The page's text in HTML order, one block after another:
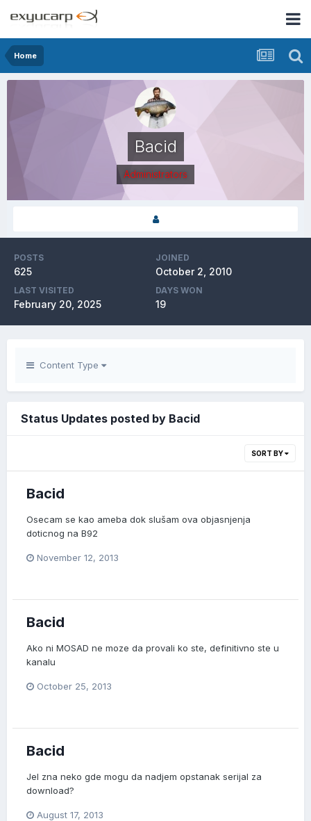
Home
Bacid
Administrators
POSTS
625
JOINED
October 2, 2010
LAST VISITED
February 20, 2025
DAYS WON
19
Content Type
Status Updates posted by Bacid
SORT BY
Bacid
Osecam se kao ameba dok slušam ova objasnjenja
doticnog na B92
November 12, 2013
Bacid
Ako ni MOSAD ne moze da provali ko ste, definitivno ste u
kanalu
October 25, 2013
Bacid
Jel zna neko gde mogu da nadjem opstanak serijal za
download?
August 17, 2013